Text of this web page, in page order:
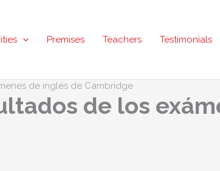
Premises Teachers Testimonials
de inglés de Cambridge
de los